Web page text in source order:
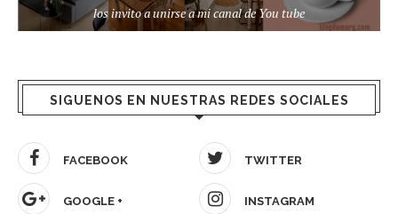
los invito a unirse a mi canal de You tube
SIGUENOS EN NUESTRAS REDES SOCIALES
FACEBOOK TWITTER
GOOGLE + INSTAGRAM